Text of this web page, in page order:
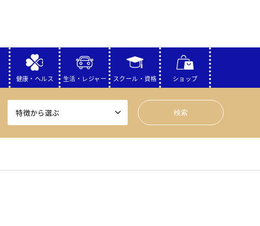
健康・ヘルス 生活・レジャー スクール・資格 ショップ
特徴から選ぶ